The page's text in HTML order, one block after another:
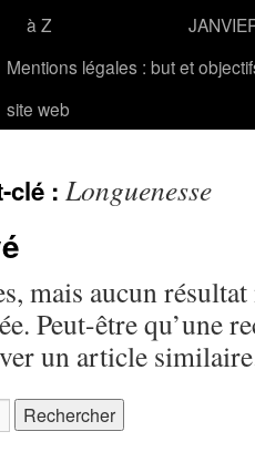
à Z
Mentions légales : but et
site web
clé : Longuenesse
mais aucun
Peut-être qu’une
un article